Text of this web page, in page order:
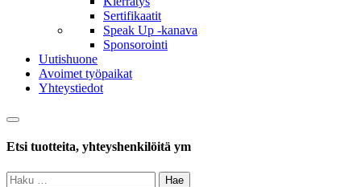
Sertifikaatit
Speak Up -kanava
Sponsorointi
Uutishuone
Avoimet työpaikat
Yhteystiedot
Haku
Etsi tuotteita, yhteyshenkilöitä ym
Haku: